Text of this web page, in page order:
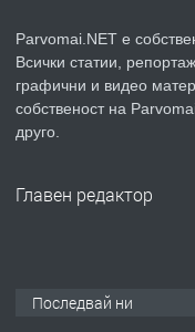
ПРЕДЛАГА
Parvomai.NET е
Всички статии,
графични и видео
собственост на
друго.
Главен редактор
Последвай ни